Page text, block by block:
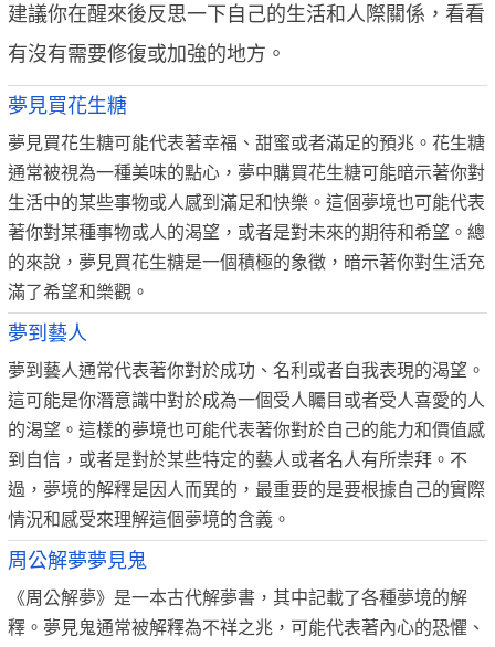
建議你在醒來後反思一下自己的生活和人際關係，看看
有沒有需要修復或加強的地方。
夢見買花生糖
夢見買花生糖可能代表著幸福、甜蜜或者滿足的預兆。花生糖
通常被視為一種美味的點心，夢中購買花生糖可能暗示著你對
生活中的某些事物或人感到滿足和快樂。這個夢境也可能代表
著你對某種事物或人的渴望，或者是對未來的期待和希望。總
的來說，夢見買花生糖是一個積極的象徵，暗示著你對生活充
滿了希望和樂觀。
夢到藝人
夢到藝人通常代表著你對於成功、名利或者自我表現的渴望。
這可能是你潛意識中對於成為一個受人矚目或者受人喜愛的人
的渴望。這樣的夢境也可能代表著你對於自己的能力和價值感
到自信，或者是對於某些特定的藝人或者名人有所崇拜。不
過，夢境的解釋是因人而異的，最重要的是要根據自己的實際
情況和感受來理解這個夢境的含義。
周公解夢夢見鬼
《周公解夢》是一本古代解夢書，其中記載了各種夢境的解
釋。夢見鬼通常被解釋為不祥之兆，可能代表著內心的恐懼、